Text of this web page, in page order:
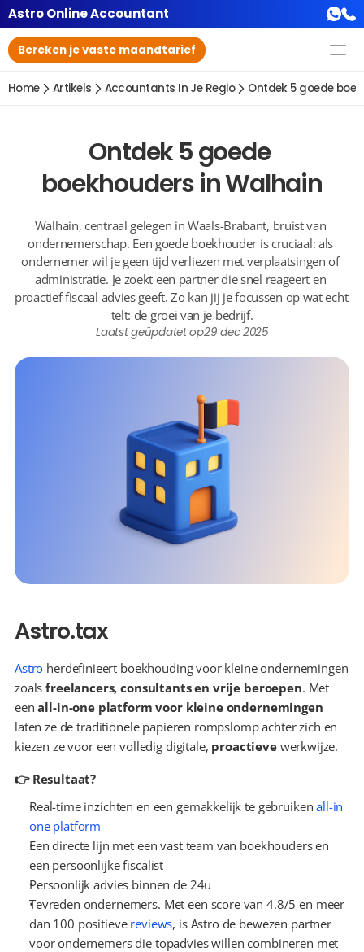
Astro Online Accountant
Bereken je vaste maandtarief
Home Artikels Accountants In Je Regio Ontdek 5 goede
Ontdek 5 goede
boekhouders in Walhain
Walhain, centraal gelegen in Waals-Brabant, bruist van
ondernemerschap. Een goede boekhouder is cruciaal: als
ondernemer wil je geen tijd verliezen met verplaatsingen of
administratie. Je zoekt een partner die snel reageert en
proactief fiscaal advies geeft. Zo kan jij je focussen op wat echt
telt: de groei van je bedrijf.
Laatst geüpdatet op29 dec 2025
Astro.tax
Astro herdefinieert boekhouding voor kleine ondernemingen
zoals freelancers, consultants en vrije beroepen. Met
een all-in-one platform voor kleine ondernemingen
laten ze de traditionele papieren rompslomp achter zich en
kiezen ze voor een volledig digitale, proactieve werkwijze.
👉 Resultaat?
Real-time inzichten en een gemakkelijk te gebruiken all-in
one platform
Een directe lijn met een vast team van boekhouders en
een persoonlijke fiscalist
Persoonlijk advies binnen de 24u
Tevreden ondernemers. Met een score van 4.8/5 en meer
dan 100 positieve reviews, is Astro de bewezen partner
voor ondernemers die topadvies willen combineren met